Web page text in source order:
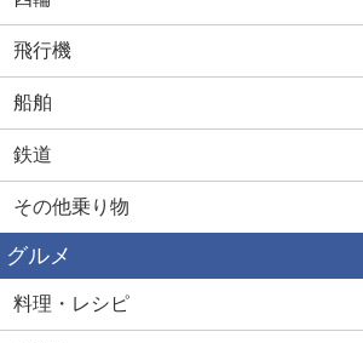
飛行機
船舶
鉄道
その他乗り物
グルメ
料理・レシピ